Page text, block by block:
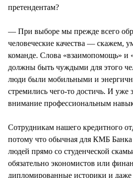
претендентам?
— При выборе мы прежде всего
человеческие качества — скажем,
команде. Слова «взаимопомощь» и
должны быть чуждыми для этого
люди были мобильными и
стремились чего-то достичь. И уже
внимание профессиональным
Сотрудникам нашего кредитного
потому что обычная для КМБ
людей прямо со студенческой
обязательно экономистов или
дипломированные историки и